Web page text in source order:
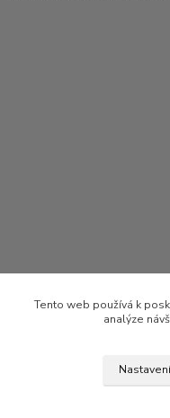
Tento web používá k
analýze